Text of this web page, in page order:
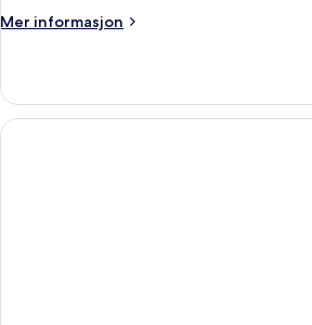
Mer informasjon
Mer
Only
Sea
View